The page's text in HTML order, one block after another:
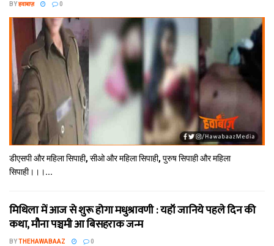
BYहवाबाज़ 0
डीएसपी और महिला सिपाही, सीओ और महिला सिपाही, पुरुष सिपाही और महिला
सिपाही।।।...
मिथि‍ला में आज से शुरू होगा मधुश्रावणी : यहॉं जानिये पहले दिन की
कथा, मौना पञ्चमी आ बिसहराक जन्म
BYTHEHAWABAAZ 0